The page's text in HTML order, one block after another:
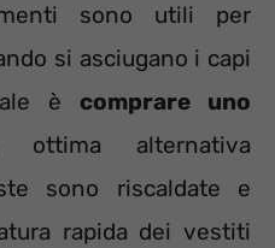
sono utili per
si asciugano i capi
è comprare uno
ottima alternativa
sono riscaldate e
rapida dei vestiti